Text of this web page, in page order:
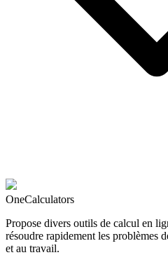
OneCalculators
Propose divers outils de calcul en
résoudre rapidement les problèmes
et au travail.